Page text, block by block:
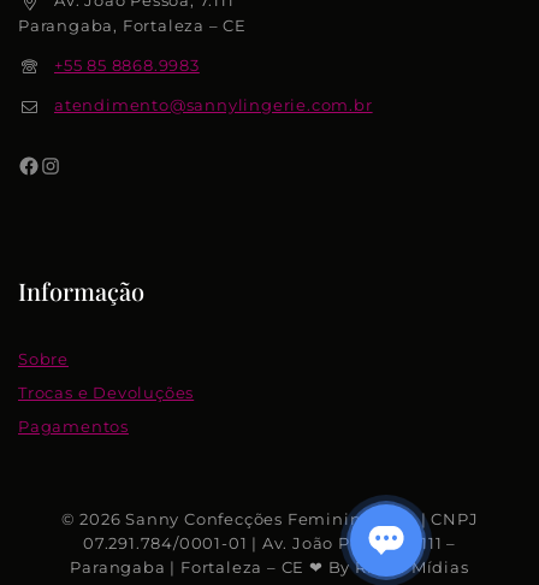
Parangaba, Fortaleza – CE
+55 85 8868.9983
atendimento@sannylingerie.com.br
Informação
Sobre
Trocas e Devoluções
Pagamentos
© 2026 Sanny Confecções Femininas S.A. | CNPJ
07.291.784/0001-01 | Av. João Pessoa, 7.111 –
Parangaba | Fortaleza – CE ❤ By Rhino Mídias